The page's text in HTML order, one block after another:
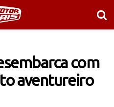
com
aventureiro